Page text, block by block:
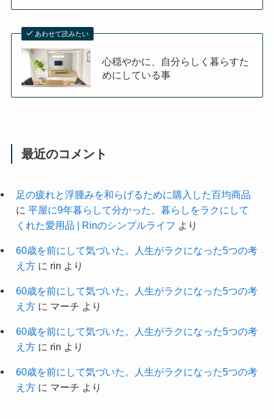
あわせて読みたい
心穏やかに、自分らしく暮らすた
めにしている事
最近のコメント
足の疲れと浮腫みを和らげるために購入した百均商品
に 平屋に9年暮らして分かった、暮らしをラクにして
くれた愛用品 | Rinのシンプルライフ より
60歳を前にして気づいた。人生がラクになった5つの考
え方に rin より
60歳を前にして気づいた。人生がラクになった5つの考
え方に マーチ より
60歳を前にして気づいた。人生がラクになった5つの考
え方に rin より
60歳を前にして気づいた。人生がラクになった5つの考
え方に マーチ より